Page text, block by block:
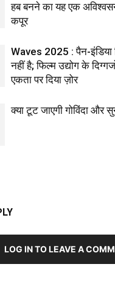
हब बनने का यह एक
कपूर
Waves 2025 : पैन-इंडिया
नहीं है; फिल्म उद्योग के
एकता पर दिया ज़ोर
क्या टूट जाएगी गोविंदा और
LOG IN TO LEAVE A